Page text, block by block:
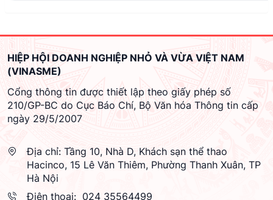
HIỆP HỘI DOANH NGHIỆP NHỎ VÀ VỪA VIỆT NAM
(VINASME)
Cổng thông tin được thiết lập theo giấy phép số
210/GP-BC do Cục Báo Chí, Bộ Văn hóa Thông tin cấp
ngày 29/5/2007
Địa chỉ: Tầng 10, Nhà D, Khách sạn thể thao
Hacinco, 15 Lê Văn Thiêm, Phường Thanh Xuân, TP
Hà Nội
Điện thoại: 024 35564499